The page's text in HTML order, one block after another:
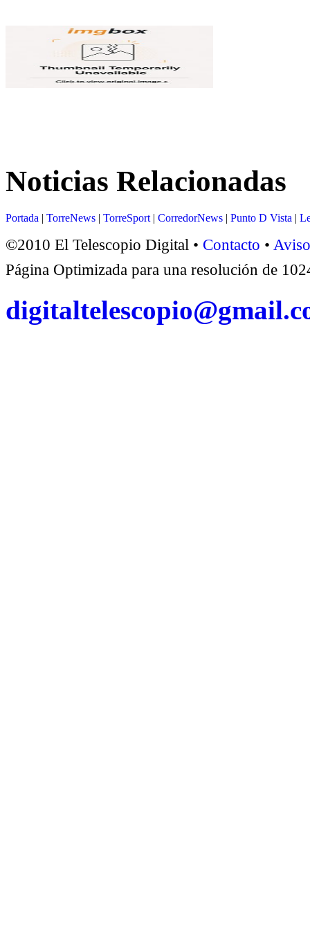
Noticias Relacionadas
Portada | TorreNews | TorreSport | CorredorNews | Punto D Vista |
©2010 El Telescopio Digital • Contacto •
Página Optimizada para una resolución de